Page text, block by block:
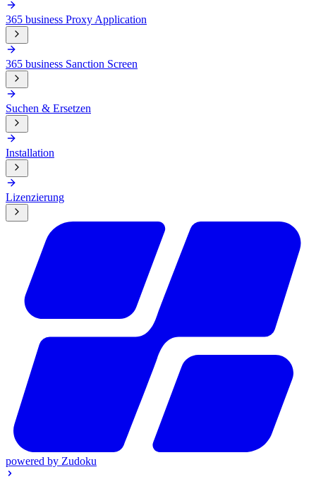
365 business Proxy Application
365 business Sanction Screen
Suchen & Ersetzen
Installation
Lizenzierung
powered by Zudoku